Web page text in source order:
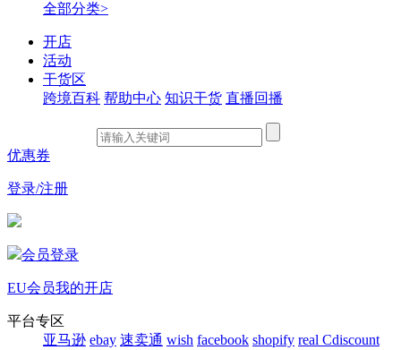
全部分类>
开店
活动
干货区
跨境百科 帮助中心 知识干货 直播回播
优惠券
登录/注册
会员登录
EU会员我的开店
平台专区
亚马逊 ebay 速卖通 wish facebook shopify real Cdiscount